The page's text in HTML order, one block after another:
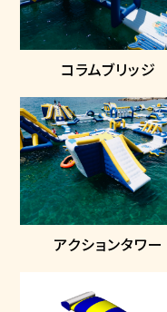
コラムブリッジ
アクションタワー